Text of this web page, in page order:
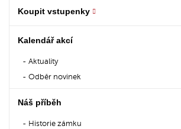
Koupit vstupenky
Kalendář akcí
Aktuality
Odběr novinek
Náš příběh
Historie zámku